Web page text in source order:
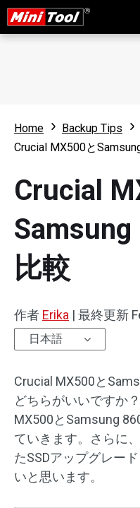
Home
Backup Tips
Crucial MX500と
Crucial
Samsung
比較
作者 Erika | 最終更新
日本語
Crucial MX500と
どちらがいいですか
MX500とSamsung
ていきます。さらに、
たSSDアップグレー
いと思います。